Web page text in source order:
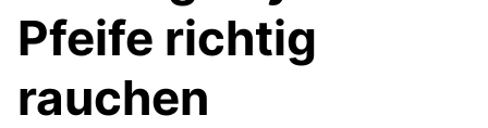
Pfeife richtig
rauchen